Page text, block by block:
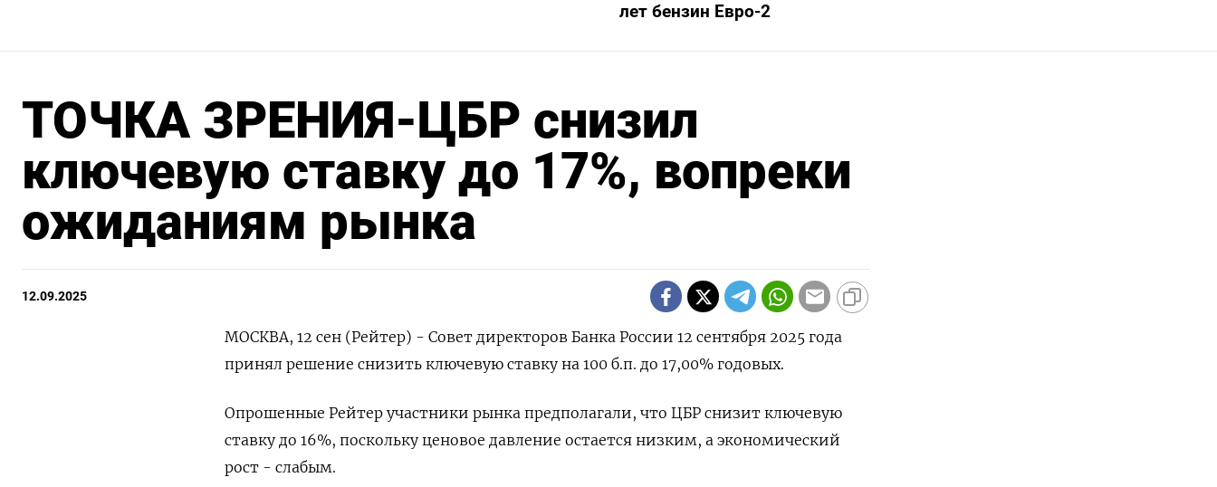
лет бензин Евро-2
ТОЧКА ЗРЕНИЯ-ЦБР снизил
ключевую ставку до 17%, вопреки
ожиданиям рынка
12.09.2025
МОСКВА, 12 сен (Рейтер) - Совет директоров Банка России 12 сентября 2025 года
принял решение снизить ключевую ставку на 100 б.п. до 17,00% годовых.
Опрошенные Рейтер участники рынка предполагали, что ЦБР снизит ключевую
ставку до 16%, поскольку ценовое давление остается низким, а экономический
рост - слабым.